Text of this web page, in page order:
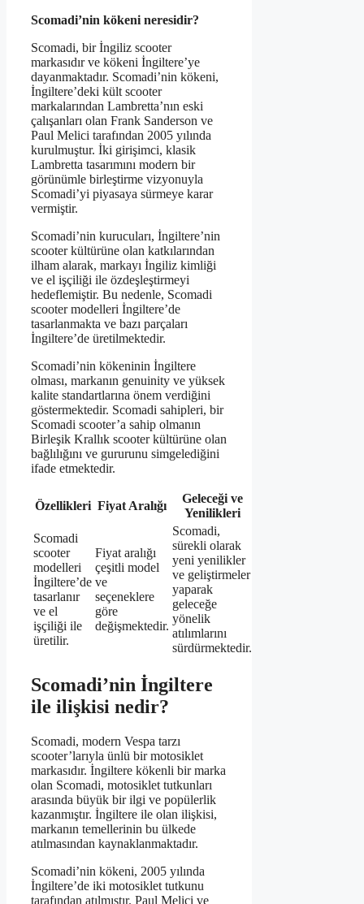
Scomadi’nin kökeni neresidir?
Scomadi, bir İngiliz scooter
markasıdır ve kökeni İngiltere’ye
dayanmaktadır. Scomadi’nin kökeni,
İngiltere’deki kült scooter
markalarından Lambretta’nın eski
çalışanları olan Frank Sanderson ve
Paul Melici tarafından 2005 yılında
kurulmuştur. İki girişimci, klasik
Lambretta tasarımını modern bir
görünümle birleştirme vizyonuyla
Scomadi’yi piyasaya sürmeye karar
vermiştir.
Scomadi’nin kurucuları, İngiltere’nin
scooter kültürüne olan katkılarından
ilham alarak, markayı İngiliz kimliği
ve el işçiliği ile özdeşleştirmeyi
hedeflemiştir. Bu nedenle, Scomadi
scooter modelleri İngiltere’de
tasarlanmakta ve bazı parçaları
İngiltere’de üretilmektedir.
Scomadi’nin kökeninin İngiltere
olması, markanın genuinity ve yüksek
kalite standartlarına önem verdiğini
göstermektedir. Scomadi sahipleri, bir
Scomadi scooter’a sahip olmanın
Birleşik Krallık scooter kültürüne olan
bağlılığını ve gururunu simgelediğini
ifade etmektedir.
Özellikleri Fiyat Aralığı
Geleceği ve
Yenilikleri
Scomadi
scooter
modelleri
İngiltere’de
tasarlanır
ve el
işçiliği ile
üretilir.
Fiyat aralığı
çeşitli model
ve
seçeneklere
göre
değişmektedir.
Scomadi,
sürekli olarak
yeni yenilikler
ve geliştirmeler
yaparak
geleceğe
yönelik
atılımlarını
sürdürmektedir.
Scomadi’nin İngiltere
ile ilişkisi nedir?
Scomadi, modern Vespa tarzı
scooter’larıyla ünlü bir motosiklet
markasıdır. İngiltere kökenli bir marka
olan Scomadi, motosiklet tutkunları
arasında büyük bir ilgi ve popülerlik
kazanmıştır. İngiltere ile olan ilişkisi,
markanın temellerinin bu ülkede
atılmasından kaynaklanmaktadır.
Scomadi’nin kökeni, 2005 yılında
İngiltere’de iki motosiklet tutkunu
tarafından atılmıştır. Paul Melici ve